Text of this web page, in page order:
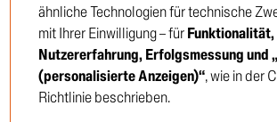
Ausgleichsbehälter, Kühlmittel
TRUCKTEC no: 03.40.141
ähnliche Technologien für technische
mit Ihrer Einwilligung – fürFunktionalität,
Nutzererfahrung, Erfolgsmessung und
(personalisierte Anzeigen)“, wie in der
Richtlinie beschrieben.